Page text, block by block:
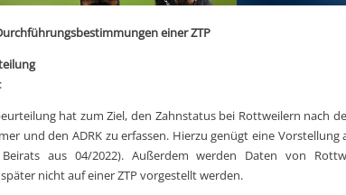
einer ZTP
hat zum Ziel, den Zahnstatus bei Rottweilern nach
und den ADRK zu erfassen. Hierzu genügt eine Vorstellung
Beirats aus 04/2022). Außerdem werden Daten von
nicht auf einer ZTP vorgestellt werden.